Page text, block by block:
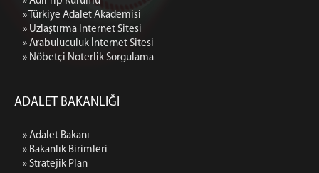
» Türkiye Adalet Akademisi
» Uzlaştırma İnternet Sitesi
» Arabuluculuk İnternet Sitesi
» Nöbetçi Noterlik Sorgulama
ADALET BAKANLIĞI
» Adalet Bakanı
» Bakanlık Birimleri
» Stratejik Plan